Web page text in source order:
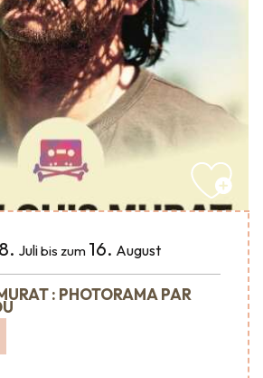
Julibis zum 16. August
: PHOTORAMA PAR